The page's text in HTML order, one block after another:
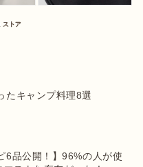
たキャンプ料理8選
6品公開！】96%の人が使